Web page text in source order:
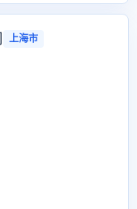
上海市